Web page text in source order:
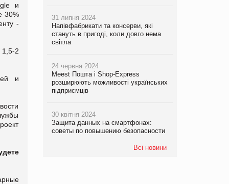
и
30%
-
2
и
31 липня 2024
Напівфабрикати та консерви, які
стануть в пригоді, коли довго нема
світла
24 червня 2024
Meest Пошта і Shop-Express
розширюють можливості українських
підприємців
30 квітня 2024
Защита данных на смартфонах:
советы по повышению безопасности
Всі новини